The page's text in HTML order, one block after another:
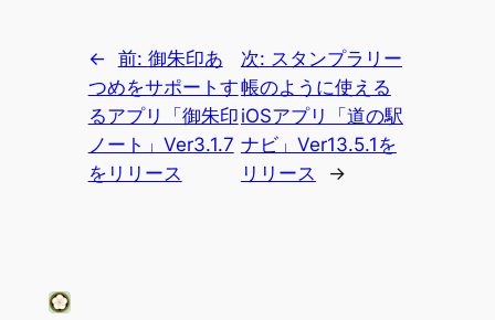
← 前: 御朱印あ
つめをサポートす
るアプリ「御朱印
ノート」Ver3.1.7
をリリース
次: スタンプラリー
帳のように使える
iOSアプリ「道の駅
ナビ」Ver13.5.1を
リリース
→